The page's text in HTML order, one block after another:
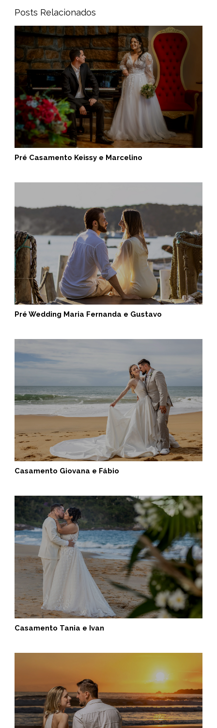
Posts Relacionados
Pré Casamento Keissy e Marcelino
Pré Wedding Maria Fernanda e Gustavo
Casamento Giovana e Fábio
Casamento Tania e Ivan